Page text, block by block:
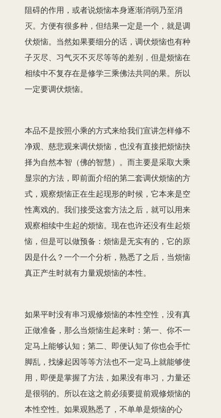
阻碍的作用，或者说烦恼本身逐渐消弱乃至消
灭。方便有很多种，但结果一定是一个，就是调
伏烦恼。当然如果要细分的话，调伏烦恼也有种
子灭尽、习气灭不灭尽等等的差别，但是烦恼在
相续中不复存在是修学三乘佛法共同的果。所以
一定要调伏烦恼。
本品不是按照小乘的方式来给我们宣讲怎样修不
净观、慈悲观来调伏烦恼，也没有直接把烦恼抉
择为自然本智（佛的智慧）。而主要是采取大乘
显宗的方法，即前面介绍的第二套调伏烦恼的方
式，观察烦恼正在生起现形的时候，它本来是空
性离戏的。我们接受这套方法之后，就可以用来
观察相续中生起的烦恼。现在也许还没有生起烦
恼，但是可以做预备：烦恼是无实有的，它的原
因是什么？一个一个分析，熟悉了之后，当烦恼
真正产生时就有力量观烦恼的本性。
如果平时没有串习观修烦恼的本性空性，没有真
正做准备，那么当烦恼生起来时：第一、你不一
定马上能够认知；第二、即便认知了你也会手忙
脚乱，找缘起因等等方法也不一定马上就能够使
用，即便是掌握了方法，如果没有串习，力量还
是很弱的。所以在这之前必须要提前观修烦恼的
本性空性。如果观熟悉了，不单单是烦恼的心